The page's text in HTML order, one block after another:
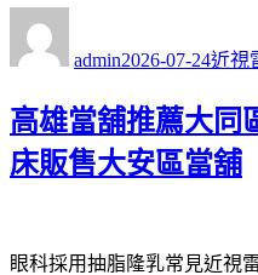
admin佈
期:
2026-07-24類
近視
高雄當舖推薦大同
床販售大安區當舖
眼科採用抽脂隆乳常見近視